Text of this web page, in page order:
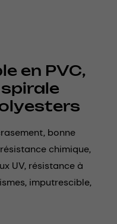
en PVC,
bonne
chimique,
UV, résistance à
imputrescible,